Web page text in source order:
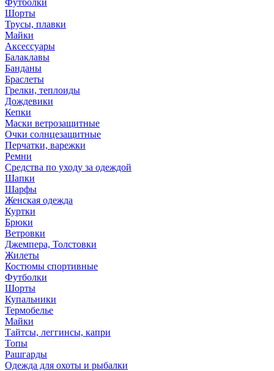
Футболки
Шорты
Трусы, плавки
Майки
Аксессуары
Балаклавы
Банданы
Браслеты
Грелки, теплоиды
Дождевики
Кепки
Маски ветрозащитные
Очки солнцезащитные
Перчатки, варежки
Ремни
Средства по уходу за одеждой
Шапки
Шарфы
Женская одежда
Куртки
Брюки
Ветровки
Джемпера, Толстовки
Жилеты
Костюмы спортивные
Футболки
Шорты
Купальники
Термобелье
Майки
Тайтсы, леггинсы, капри
Топы
Рашгарды
Одежда для охоты и рыбалки